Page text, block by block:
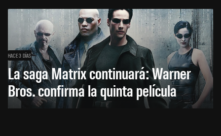
HACE 3 DÍAS
La saga Matrix continuará: Warner
Bros. confirma la quinta película